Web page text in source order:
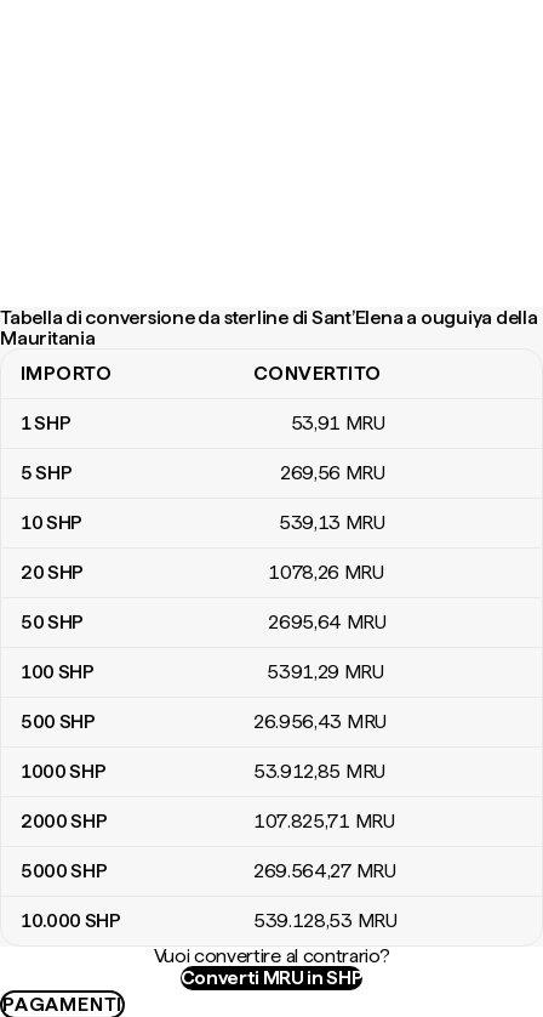
Tabella di conversione da sterline di Sant’Elena a ouguiya della
Mauritania
Tabella di conversione da sterline di Sant’Elena a ouguiya della
IMPORTO CONVERTITO
1SHP 53,91 MRU
5SHP 269,56 MRU
10SHP 539,13 MRU
20SHP 1078,26 MRU
50SHP 2695,64 MRU
100 SHP 5391,29 MRU
500 SHP 26.956,43 MRU
1000SHP 53.912,85 MRU
2000SHP 107.825,71 MRU
5000SHP 269.564,27 MRU
10.000 SHP 539.128,53 MRU
Vuoi convertire al contrario?
Converti MRU in SHP
PAGAMENTI